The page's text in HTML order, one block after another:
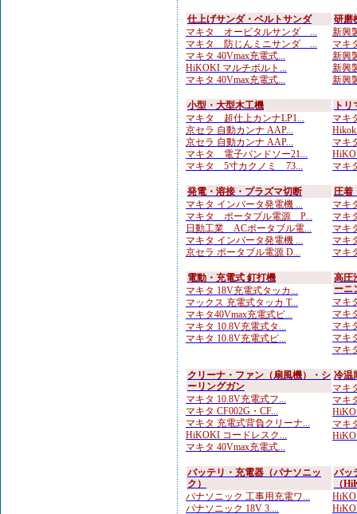
仕上げサンダ・ベルトサンダ
マキタ オービタルサンダ ...
マキタ 防じんミニサンダ ...
マキタ 40Vmax充電式...
HiKOKI マルチボルト...
マキタ 40Vmax充電式...
研磨
新興
マキ
新興
新興
新興
小型・大型木工機
マキタ 超仕上カンナLP1...
京セラ 自動カンナ AAP...
京セラ 自動カンナ AAP...
マキタ 電子バンドソー21...
マキタ 5寸カクノミ 73...
ト
マキ
マキ
マキ
発電・溶接・プラズマ切断
マキタ インバータ発電機 ...
マキタ ポータブル電源 P...
日動工業 ACポータブル電...
マキタ インバータ発電機 ...
京セラ ポータブル電源 D...
圧着
マキ
マキ
マキ
マキ
マキ
電動・充電式 釘打機
マキタ 18V充電式タッカ...
マックス 充電式タッカ T...
マキタ40Vmax充電式ピ...
マキタ 10.8V充電式タ...
マキタ 10.8V充電式ピ...
高圧
ーニ
マキ
マキ
マキ
マキ
マキ
クリーナ・ファン（扇風機）・シ
ーリングガン
マキタ 10.8V充電式フ...
マキタ CF002G・CF...
マキタ 充電式背負クリーナ...
HiKOKI コードレスク...
マキタ 40Vmax充電式...
冷温
マキ
マキ
マキ
バッテリ・充電器（パナソニッ
ク）
パナソニック 工事用充電ワ...
パナソニック 18V 3....
バッ
（